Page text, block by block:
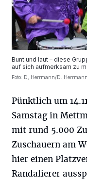
Bunt und laut – diese
auf sich aufmerksam zu
Foto: D, Herrmann/D. Herrmann
Pünktlich um
Samstag in
mit rund 5.000
Zuschauern am
hier einen
Randalierer